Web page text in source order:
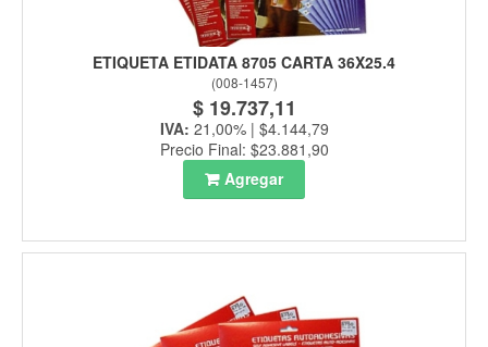
ETIQUETA ETIDATA 8705 CARTA 36X25.4
(008-1457)
$ 19.737,11
IVA: 21,00% | $4.144,79
Precio Final: $23.881,90
Agregar